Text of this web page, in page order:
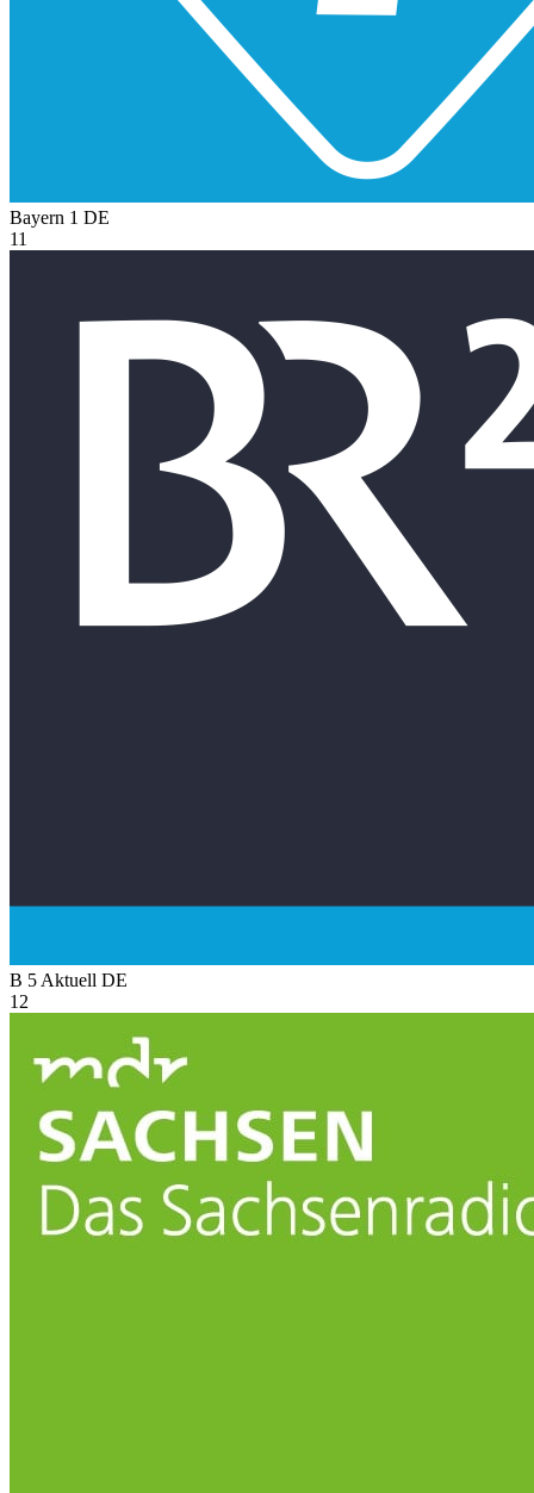
Bayern 1 DE
11
B 5 Aktuell DE
12